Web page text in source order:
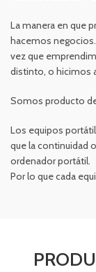
La manera en que
hacemos
vez que
distinto, o hicimos
Somos producto
Los equipos
que la continuidad
ordenador portátil.
Por lo que cada